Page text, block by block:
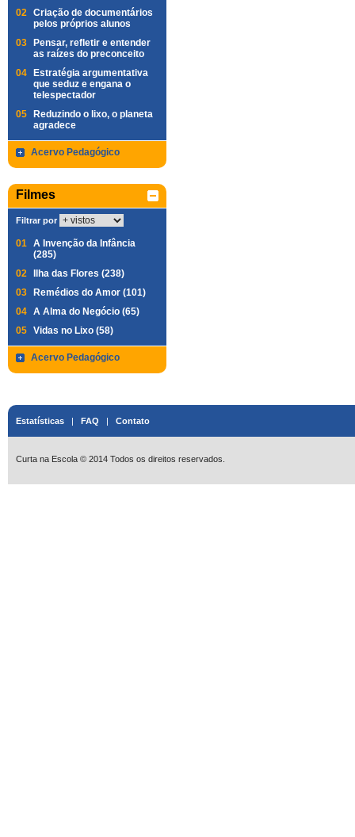
02 Criação de documentários
pelos próprios alunos
03
Pensar, refletir e entender
as raízes do preconceito
04
Estratégia argumentativa
que seduz e engana o
telespectador
05
Reduzindo o lixo, o planeta
agradece
Acervo Pedagógico
Filmes
Filtrar por
01 A Invenção da Infância
(285)
02
Ilha das Flores (238)
03
Remédios do Amor (101)
04 A Alma do Negócio (65)
05 Vidas no Lixo (58)
Acervo Pedagógico
Estatísticas | FAQ | Contato
Curta na Escola © 2014 Todos os direitos reservados.